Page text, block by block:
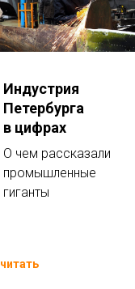
Индустрия
Петербурга
в цифрах
О чем рассказали
промышленные
гиганты
читать